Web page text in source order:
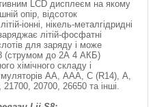
LCD дисплеєм на якому
опір, відсоток
іонні, нікель-металгідридні
літій-фосфатні
для заряду і може
(струмом до 2А 4 АКБ)
хімічного складу і
АА, ААА, С (R14), A,
20700, 26650 та інші.